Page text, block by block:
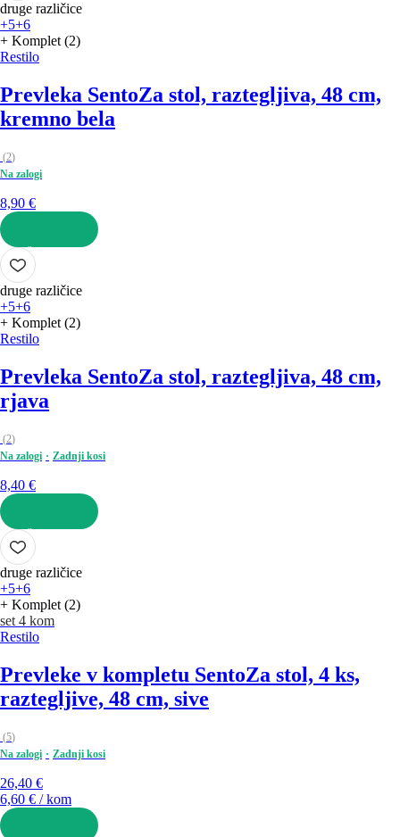
druge različice
+5+6
+ Komplet (2)
Restilo
Prevleka SentoZa stol, raztegljiva, 48 cm,
kremno bela
(2)
Na zalogi
8,90 €
V KOŠARICO
druge različice
+5+6
+ Komplet (2)
Restilo
Prevleka SentoZa stol, raztegljiva, 48 cm,
rjava
(2)
Na zalogi
Zadnji kosi
8,40 €
V KOŠARICO
druge različice
+5+6
+ Komplet (2)
set 4 kom
Restilo
Prevleke v kompletu SentoZa stol, 4 ks,
raztegljive, 48 cm, sive
(5)
Na zalogi
Zadnji kosi
26,40 €
6,60 € / kom